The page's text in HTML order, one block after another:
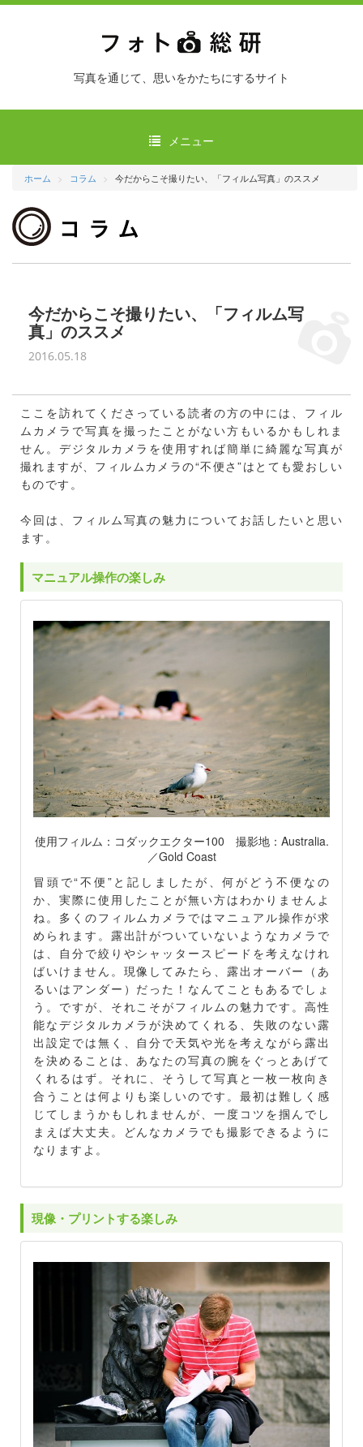
写真を通じて、思いをかたちにするサイト
メニュー
ホーム コラム 今だからこそ撮りたい、「フィルム写真」のススメ
今だからこそ撮りたい、「フィルム写
真」のススメ
2016.05.18
ここを訪れてくださっている読者の方の中には、フィル
ムカメラで写真を撮ったことがない方もいるかもしれま
せん。デジタルカメラを使用すれば簡単に綺麗な写真が
撮れますが、フィルムカメラの“不便さ”はとても愛おしい
ものです。
今回は、フィルム写真の魅力についてお話したいと思い
ます。
マニュアル操作の楽しみ
使用フィルム：コダックエクター100 撮影地：Australia.
／Gold Coast
冒頭で“不便”と記しましたが、何がどう不便なの
か、実際に使用したことが無い方はわかりませんよ
ね。多くのフィルムカメラではマニュアル操作が求
められます。露出計がついていないようなカメラで
は、自分で絞りやシャッタースピードを考えなけれ
ばいけません。現像してみたら、露出オーバー（あ
るいはアンダー）だった！なんてこともあるでしょ
う。ですが、それこそがフィルムの魅力です。高性
能なデジタルカメラが決めてくれる、失敗のない露
出設定では無く、自分で天気や光を考えながら露出
を決めることは、あなたの写真の腕をぐっとあげて
くれるはず。それに、そうして写真と一枚一枚向き
合うことは何よりも楽しいのです。最初は難しく感
じてしまうかもしれませんが、一度コツを掴んでし
まえば大丈夫。どんなカメラでも撮影できるように
なりますよ。
現像・プリントする楽しみ